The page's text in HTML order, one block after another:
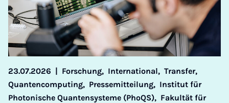
23.07.2026 | Forschung, International, Transfer,
Quantencomputing, Pressemitteilung, Institut für
Photonische Quantensysteme (PhoQS), Fakultät für